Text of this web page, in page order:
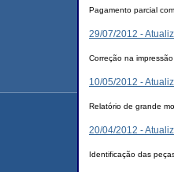
Pagamento parcial
29/07/2012 -
Correção na
10/05/2012 -
Relatório de grande
20/04/2012 -
Identificação das